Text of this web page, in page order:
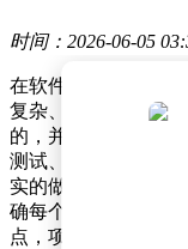
时间：2026-06-05
在软件项目研发领
复杂、工具越多，
的，并非流程的繁复
测试、上线和复盘
实的做法是先建立
确每个阶段的输入
点，项目研发过程